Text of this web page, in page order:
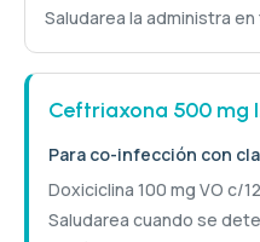
Saludarea la administra
Ceftriaxona 500 mg
Para co-infección con
Doxiciclina 100 mg VO c/
Saludarea cuando se